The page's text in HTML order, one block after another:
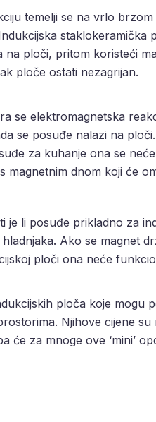
temelji se na vrlo
staklokeramička
ploči, pritom koristeći
ploče ostati nezagrijan.
se elektromagnetska
se posuđe nalazi na
za kuhanje ona se
magnetnim dnom koji će
je li posuđe prikladno za
Ako se magnet
ploči ona neće
ploča koje mogu
Njihove cijene
će za mnoge ove ‘mini’